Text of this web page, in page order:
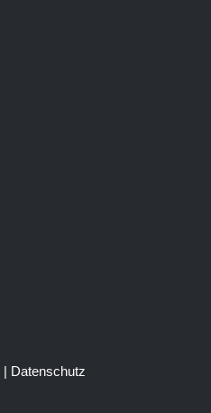
| Datenschutz